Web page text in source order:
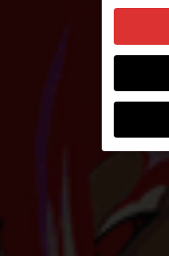
Wenn
Diensten
Erlaubnis